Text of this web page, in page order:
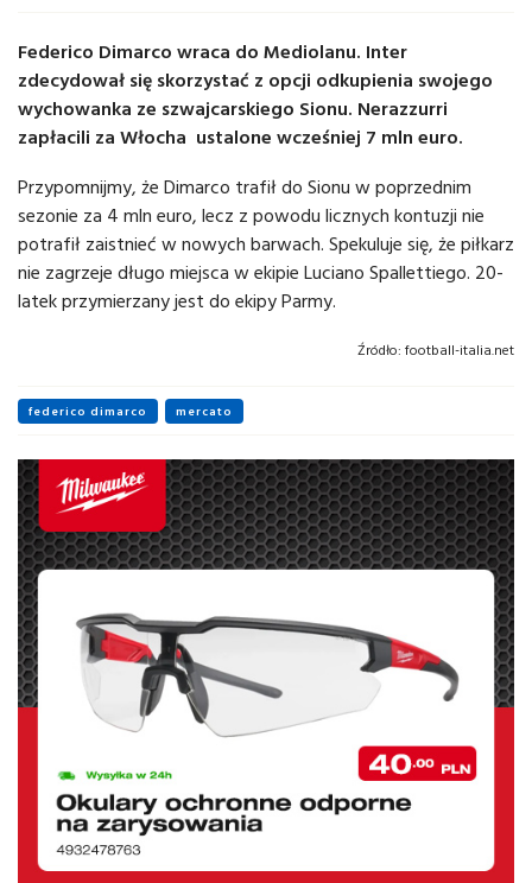
Federico Dimarco wraca do Mediolanu. Inter
zdecydował się skorzystać z opcji odkupienia swojego
wychowanka ze szwajcarskiego Sionu. Nerazzurri
zapłacili za Włocha ustalone wcześniej 7 mln euro.
Przypomnijmy, że Dimarco trafił do Sionu w poprzednim
sezonie za 4 mln euro, lecz z powodu licznych kontuzji nie
potrafił zaistnieć w nowych barwach. Spekuluje się, że piłkarz
nie zagrzeje długo miejsca w ekipie Luciano Spallettiego. 20-
latek przymierzany jest do ekipy Parmy.
Źródło: football-italia.net
federico dimarco mercato